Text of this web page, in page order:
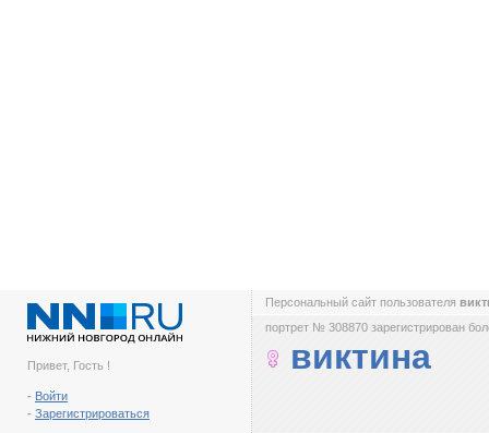
Привет, Гость !
- Войти
- Зарегистрироваться
Персональный сайт пользователя
портрет № 308870 зарегистрирован
виктина